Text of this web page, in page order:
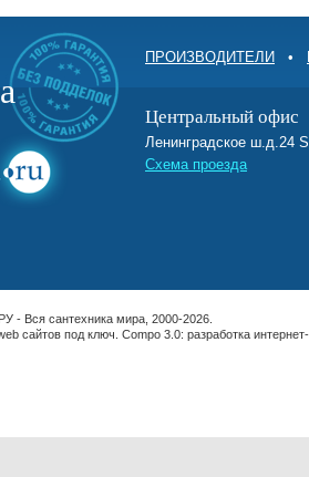
ПРОИЗВОДИТЕЛИ •
Центральный офис
Ленинградское ш.д.24
Схема проезда
Вся сантехника мира, 2000-2026.
сайтов под ключ . Compo 3.0: разработка